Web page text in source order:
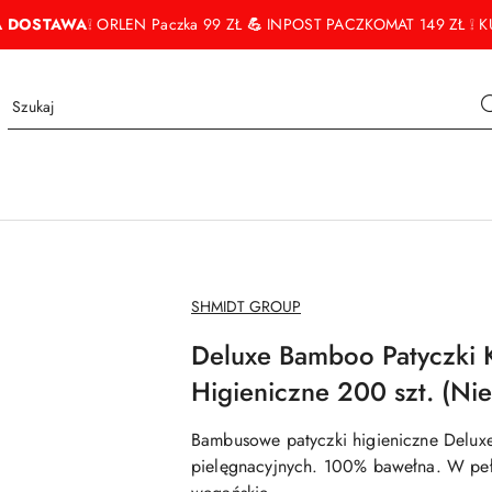
DOSTAWA❕ ORLEN Paczka 99 ZŁ💪 INPOST PACZKOMAT 149 ZŁ ❕
NAZWA
PRODUCENTA:
SHMIDT GROUP
Deluxe Bamboo Patyczki
Higieniczne 200 szt.
Bambusowe patyczki higieniczne
pielęgnacyjnych. 100% bawełna. W